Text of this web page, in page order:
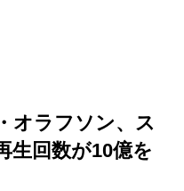
オラフソン、ス
生回数が10億を